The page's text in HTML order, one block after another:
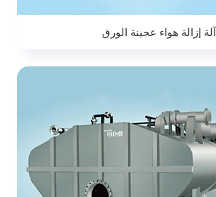
آلة إزالة هواء عجينة الورق